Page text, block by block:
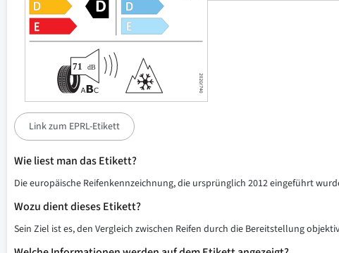
Link zum EPRL-Etikett
Wie liest man das Etikett?
Die europäische Reifenkennzeichnung, die ursprünglich 2012 eingeführt
Wozu dient dieses Etikett?
Sein Ziel ist es, den Vergleich zwischen Reifen durch die Bereitstellung